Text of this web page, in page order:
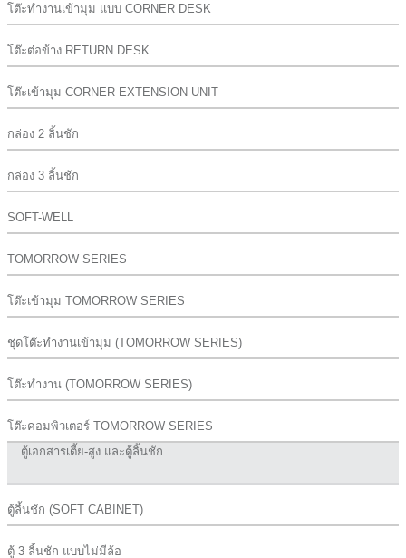
โต๊ะทำงานเข้ามุม แบบ CORNER DESK
โต๊ะต่อข้าง RETURN DESK
โต๊ะเข้ามุม CORNER EXTENSION UNIT
กล่อง 2 ลิ้นชัก
กล่อง 3 ลิ้นชัก
SOFT-WELL
TOMORROW SERIES
โต๊ะเข้ามุม TOMORROW SERIES
ชุดโต๊ะทำงานเข้ามุม (TOMORROW SERIES)
โต๊ะทำงาน (TOMORROW SERIES)
โต๊ะคอมพิวเตอร์ TOMORROW SERIES
ตู้เอกสารเตี้ย-สูง และตู้ลิ้นชัก
ตู้ลิ้นชัก (SOFT CABINET)
ตู้ 3 ลิ้นชัก แบบไม่มีล้อ